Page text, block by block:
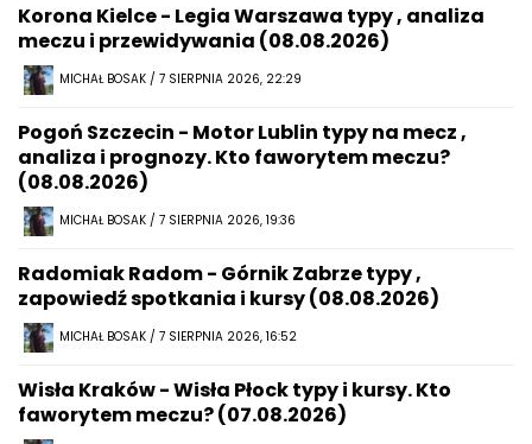
Korona Kielce - Legia Warszawa typy , analiza
meczu i przewidywania (08.08.2026)
MICHAŁ BOSAK / 7 SIERPNIA 2026, 22:29
Pogoń Szczecin - Motor Lublin typy na mecz ,
analiza i prognozy. Kto faworytem meczu?
(08.08.2026)
MICHAŁ BOSAK / 7 SIERPNIA 2026, 19:36
Radomiak Radom - Górnik Zabrze typy ,
zapowiedź spotkania i kursy (08.08.2026)
MICHAŁ BOSAK / 7 SIERPNIA 2026, 16:52
Wisła Kraków - Wisła Płock typy i kursy. Kto
faworytem meczu? (07.08.2026)